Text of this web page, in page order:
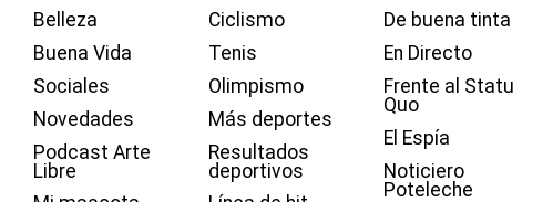
Belleza
Buena Vida
Sociales
Novedades
Podcast Arte
Libre
Ciclismo
Tenis
Olimpismo
Más deportes
Resultados
deportivos
De buena tinta
En Directo
Frente al Statu
Quo
El Espía
Noticiero
Poteleche